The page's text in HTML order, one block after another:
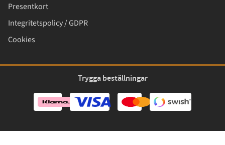
Presentkort
Integritetspolicy / GDPR
Cookies
Trygga beställningar